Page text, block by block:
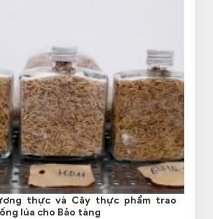
thực và Cây thực phẩm trao
lúa cho Bảo tàng